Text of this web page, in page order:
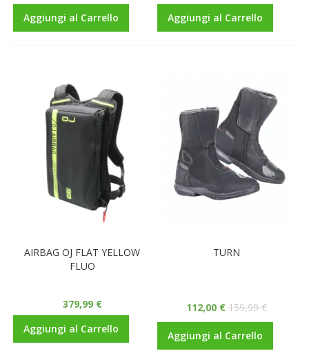
Aggiungi al Carrello
Aggiungi al Carrello
AIRBAG OJ FLAT YELLOW
FLUO
379,99 €
Aggiungi al Carrello
TURN
112,00 € 159,99 €
Aggiungi al Carrello